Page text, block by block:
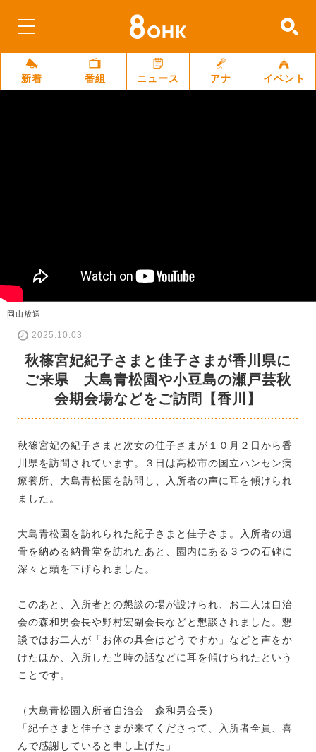
新着 番組 ニュース アナ イベント
岡山放送
2025.10.03
秋篠宮妃紀子さまと佳子さまが香川県に
ご来県 大島青松園や小豆島の瀬戸芸秋
会期会場などをご訪問【香川】
秋篠宮妃の紀子さまと次女の佳子さまが１０月２日から香
川県を訪問されています。３日は高松市の国立ハンセン病
療養所、大島青松園を訪問し、入所者の声に耳を傾けられ
ました。
大島青松園を訪れられた紀子さまと佳子さま。入所者の遺
骨を納める納骨堂を訪れたあと、園内にある３つの石碑に
深々と頭を下げられました。
このあと、入所者との懇談の場が設けられ、お二人は自治
会の森和男会長や野村宏副会長などと懇談されました。懇
談ではお二人が「お体の具合はどうですか」などと声をか
けたほか、入所した当時の話などに耳を傾けられたという
ことです。
（大島青松園入所者自治会 森和男会長）
「紀子さまと佳子さまが来てくださって、入所者全員、喜
んで感謝していると申し上げた」